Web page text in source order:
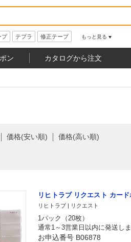
プ テプラ 修正テープ もっと見る
ン カタログから注文
価格(安い順) 価格(高い順)
リヒトラブ リクエスト カー
リヒトラブ | リクエスト
1パック（20枚）
通常1～3営業日以内に発送し
お申込番号 B06878